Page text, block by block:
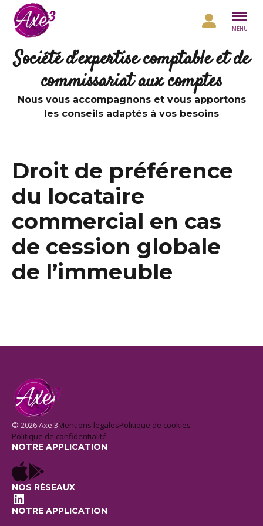
Aller au contenu
MENU
Société d’expertise comptable et de
commissariat aux comptes
Nous vous accompagnons et vous apportons
les conseils adaptés à vos besoins
Droit de préférence
du locataire
commercial en cas
de cession globale
de l’immeuble
© 2026 Axe 3Mentions legalesPolitique de cookies
Politique de confidentialité
NOTRE APPLICATION
NOS RÉSEAUX
LinkedIn
NOTRE APPLICATION